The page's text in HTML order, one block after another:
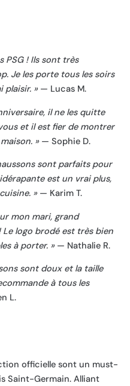
PSG ! Ils sont très
Je les porte tous les soirs
plaisir. »— Lucas M.
il ne les quitte
et il est fier de montrer
»— Sophie D.
sont parfaits pour
est un vrai plus,
»— Karim T.
mon mari, grand
Le logo brodé est très bien
à porter. »— Nathalie R.
sont doux et la taille
à tous les
L.
officielle sont un must-
Saint-Germain. Alliant